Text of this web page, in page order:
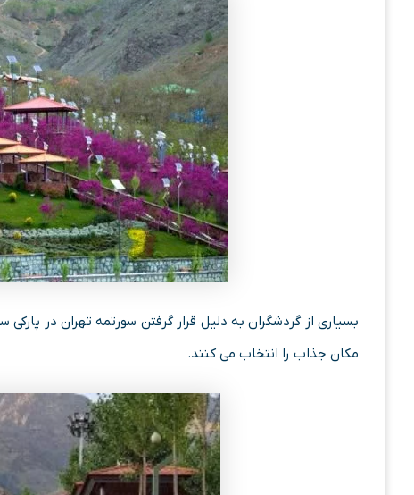
بسیاری از گردشگران به دلیل قرار گرفتن سورتمه تهران در
مکان جذاب را انتخاب می کنند.